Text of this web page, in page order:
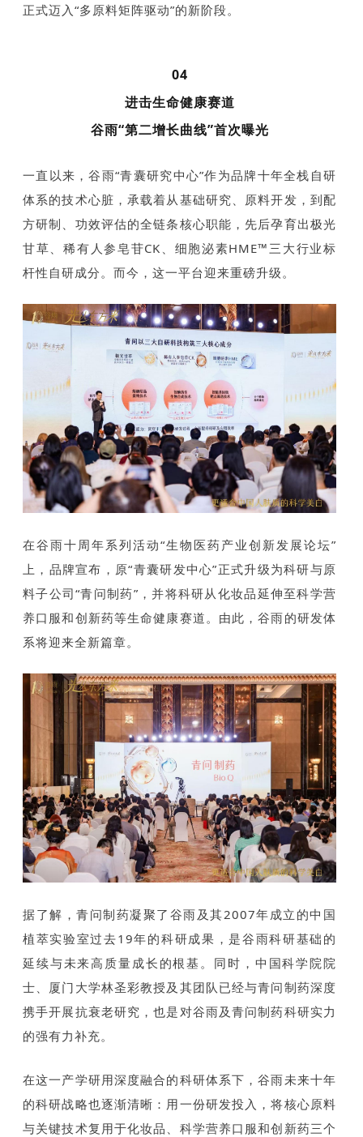
正式迈入“多原料矩阵驱动”的新阶段。
04
进击生命健康赛道
谷雨“第二增长曲线”首次曝光
一直以来，谷雨“青囊研究中心”作为品牌十年全栈自研
体系的技术心脏，承载着从基础研究、原料开发，到配
方研制、功效评估的全链条核心职能，先后孕育出极光
甘草、稀有人参皂苷CK、细胞泌素HME™三大行业标
杆性自研成分。而今，这一平台迎来重磅升级。
在谷雨十周年系列活动“生物医药产业创新发展论坛”
上，品牌宣布，原“青囊研发中心”正式升级为科研与原
料子公司“青问制药”，并将科研从化妆品延伸至科学营
养口服和创新药等生命健康赛道。由此，谷雨的研发体
系将迎来全新篇章。
据了解，青问制药凝聚了谷雨及其2007年成立的中国
植萃实验室过去19年的科研成果，是谷雨科研基础的
延续与未来高质量成长的根基。同时，中国科学院院
士、厦门大学林圣彩教授及其团队已经与青问制药深度
携手开展抗衰老研究，也是对谷雨及青问制药科研实力
的强有力补充。
在这一产学研用深度融合的科研体系下，谷雨未来十年
的科研战略也逐渐清晰：用一份研发投入，将核心原料
与关键技术复用于化妆品、科学营养口服和创新药三个